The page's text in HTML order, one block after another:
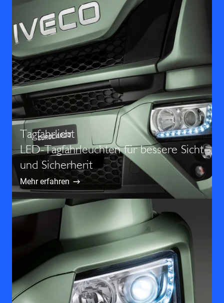
Tagfahrlicht
LED-Tagfahrleuchten für bessere Sicht
und Sicherherit
Mehr erfahren